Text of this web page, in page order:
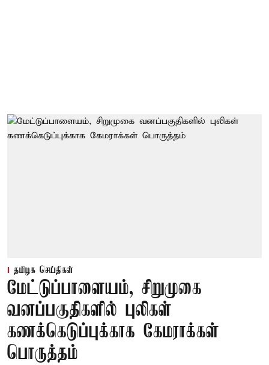
தமிழக செய்திகள்
மேட்டுப்பாளையம், சிறுமுகை
வனப்பகுதிகளில் புலிகள்
கணக்கெடுப்புக்காக கேமராக்கள்
பொருத்தம்